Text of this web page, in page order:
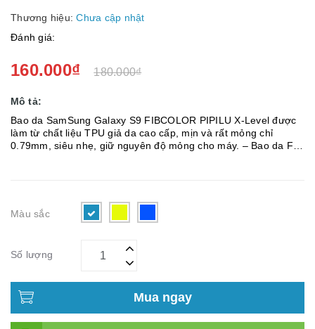
Thương hiệu: Chưa cập nhật
Đánh giá:
160.000₫ 180.000₫
Mô tả:
Bao da SamSung Galaxy S9 FIBCOLOR PIPILU X-Level được
làm từ chất liệu TPU giả da cao cấp, mịn và rất mỏng chỉ
0.79mm, siêu nhẹ, giữ nguyên độ mỏng cho máy. – Bao da FIB
Màu sắc
Số lượng
Mua ngay